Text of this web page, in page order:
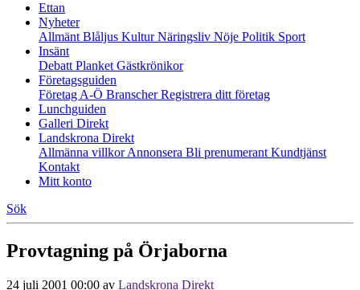
Ettan
Nyheter
Allmänt Blåljus KulturNäringsliv Nöje Politik Sport
Insänt
Debatt Planket Gästkrönikor
Företagsguiden
Företag A-Ö BranscherRegistrera ditt företag
Lunchguiden
Galleri Direkt
Landskrona Direkt
Allmänna villkorAnnonsera Bli prenumerant Kundtjänst
Kontakt
Mitt konto
Sök
Provtagning på Örjaborna
24 juli 2001 00:00 av Landskrona Direkt